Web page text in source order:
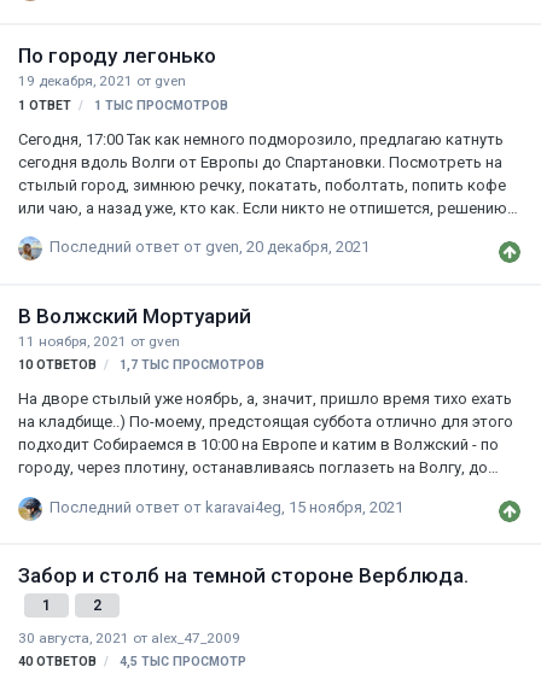
По городу легонько
19 декабря, 2021 от gven
1 ОТВЕТ 1 ТЫС ПРОСМОТРОВ
Сегодня, 17:00 Так как немного подморозило, предлагаю катнуть
сегодня вдоль Волги от Европы до Спартановки. Посмотреть на
стылый город, зимнюю речку, покатать, поболтать, попить кофе
или чаю, а назад уже, кто как. Если никто не отпишется, решению
личку или сюда!
Последний ответ от gven, 20 декабря, 2021
В Волжский Мортуарий
11 ноября, 2021 от gven
10 ОТВЕТОВ 1,7 ТЫС ПРОСМОТРОВ
На дворе стылый уже ноябрь, а, значит, пришло время тихо ехать
на кладбище..) По-моему, предстоящая суббота отлично для этого
подходит Собираемся в 10:00 на Европе и катим в Волжский - по
городу, через плотину, останавливаясь поглазеть на Волгу, до
менее живописном берегу Ахтубы и уже грунтами двинем на
может, хочет, жаждет составить компанию - сюда или в личку.
Последний ответ от karavai4eg 15 ноября, 2021
Забор и столб на темной стороне Верблюда.
1
2
30 августа, 2021 от alex_47_2009
40 ОТВЕТОВ 4,5 ТЫС ПРОСМОТР